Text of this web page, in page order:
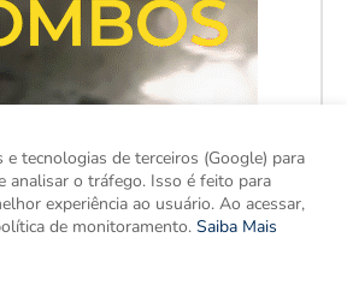
e tecnologias de terceiros (Google) para
analisar o tráfego. Isso é feito para
experiência ao usuário. Ao acessar,
de monitoramento. Saiba Mais